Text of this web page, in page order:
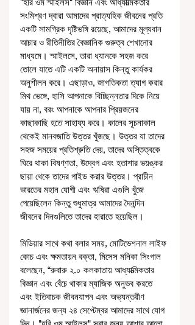
"হরি ওম স্মাইলস" বিজ্ঞান এবং আধ্যাত্মিকতার
সংমিশ্রণ দ্বারা আমাদের প্রাত্যহিক জীবনের প্রতি
একটি সামগ্রিক দৃষ্টিভঙ্গি রয়েছে, আমাদের মূল্যবান
আচার ও রীতিনীতির বৈজ্ঞানিক গুরুত্ব শেখানোর
মাধ্যমে। স্মাইলসে, তারা ধ্যানকে সহজ করে
তোলে যাতে এটি একটি অনায়াস কিন্তু কার্যকর
অনুশীলন করে। এছাড়াও, জাগতিকতা ত্যাগ করার
মিথ ভেঙ্গে, হাসি আপনাকে বিচ্ছিন্নতার দিকে নিয়ে
যায় না, বরং আপনাকে আপনার প্রিয়জনের
কাছাকাছি হতে সাহায্য করে। কালের সূচনাকাল
থেকেই মানবজাতি উত্তর খুঁজছে। উত্তর যা তাদের
সহজ সময়ের প্রতিশ্রুতি দেয়, তাদের অস্তিত্বকে
ঘিরে থাকা বিষণ্ণতা, উদ্বেগ এবং হতাশার ভয়ঙ্কর
ছায়া থেকে তাদের গাইড করার উত্তর। প্রাচীন
ভারতের মহান যোগী এবং ঋষিরা এগুলি খুঁজে
পেয়েছিলেন কিন্তু শুধুমাত্র আমাদের দৈনন্দিন
জীবনের দিনগুলিতে তাদের হারাতে হয়েছিল।
মিডিয়ার সাথে কথা বলার সময়, মোটিভেশনাল লাইফ
কোচ এবং ক্ষমতায়ন বক্তা, মিসেস মনিকা সিংগাল
বলেছেন, “রুবারু ২.০ কলকাতায় আধ্যাত্মিকতার
বিজ্ঞান এবং বেঁচে থাকার ম্যাজিক অনুভব করতে
এবং ইতিবাচক জীবনযাপন এবং অভ্যন্তরীণ
জ্ঞানার্জনের জন্য ২৪ সেপ্টেম্বর আমাদের সাথে যোগ